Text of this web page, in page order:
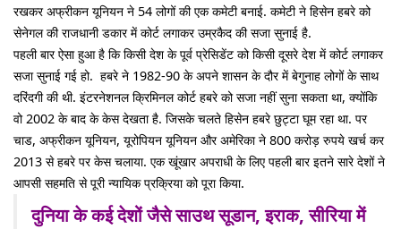
रखकर अफ्रीकन यूनियन ने 54 लोगों की एक कमेटी बनाई. कमेटी ने हिसेन हबरे को
सेनेगल की राजधानी डकार में कोर्ट लगाकर उम्रकैद की सजा सुनाई है.
पहली बार ऐसा हुआ है कि किसी देश के पूर्व प्रेसिडेंट को किसी दूसरे देश में कोर्ट लगाकर
सजा सुनाई गई हो. हबरे ने 1982-90 के अपने शासन के दौर में बेगुनाह लोगों के साथ
दरिंदगी की थी. इंटरनेशनल क्रिमिनल कोर्ट हबरे को सजा नहीं सुना सकता था, क्योंकि
वो 2002 के बाद के केस देखता है. जिसके चलते हिसेन हबरे छुट्टा घूम रहा था. पर
चाड, अफ्रीकन यूनियन, यूरोपियन यूनियन और अमेरिका ने 800 करोड़ रुपये खर्च कर
2013 से हबरे पर केस चलाया. एक खूंखार अपराधी के लिए पहली बार इतने सारे देशों ने
आपसी सहमति से पूरी न्यायिक प्रक्रिया को पूरा किया.
दुनिया के कई देशों जैसे साउथ सूडान, इराक, सीरिया में